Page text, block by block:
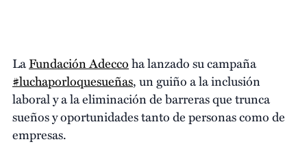
LaFundación Adeccoha lanzado su campaña
#luchaporloquesueñas, un guiño a la inclusión
laboral y a la eliminación de barreras que trunca
sueños y oportunidades tanto de personas como de
empresas.